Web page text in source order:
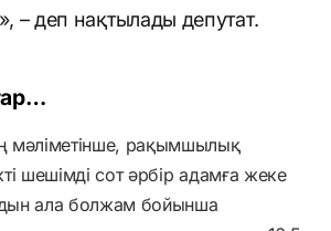
– деп нақтылады депутат.
мәліметінше, рақымшылық
шешімді сот әрбір адамға жеке
ала болжам бойынша